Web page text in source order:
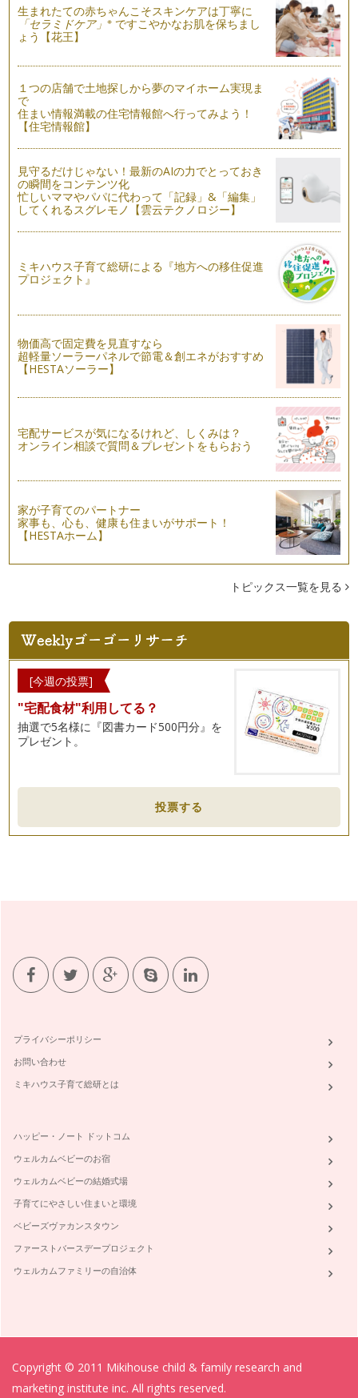
子どもと機内で快適に過ごすために覚えておきたい事
0～3歳児連れの飛行機旅行の最大心配は「機内で子供がグズ
って迷惑にならないか」だと思います…
さあ、ようやく沖縄旅行へ出発の時が来ました。当日は早めに
起きて、時間にゆとりをもって家を出…
(2018年1月8日更新) 0～3歳児とのおでかけは普段から…
なるべく安く沖縄旅行したい！子連れでもLCCは大丈夫？
乗ったことがないとちょっと不安の飛行機ＬＣＣ（ローコスト
キャリア）。節約したい身軽な若者に…
子連れ沖縄旅行を予約する時に知っておきたいポイント
沖縄旅行といえば、ツアー会社やネットで航空券と宿泊がセッ
トになったパッケージを申し込む方が…
出産後はじめての旅行。毎日の育児も頑張ってるし、たまには
のんびりリフレッシュしたい！ そん…
生まれたての赤ちゃんこそスキンケアは丁寧に
「セラミドケア」※ ですこやかなお肌を保ちまし
ょう【花王】
１つの店舗で土地探しから夢のマイホーム実現ま
で
住まい情報満載の住宅情報館へ行ってみよう！
【住宅情報館】
見守るだけじゃない！最新のAIの力でとっておき
の瞬間をコンテンツ化
忙しいママやパパに代わって「記録」&「編集」
してくれるスグレモノ【雲云テクノロジー】
ミキハウス子育て総研による『地方への移住促進
プロジェクト』
物価高で固定費を見直すなら
超軽量ソーラーパネルで節電＆創エネがおすすめ
【HESTAソーラー】
宅配サービスが気になるけれど、しくみは？
オンライン相談で質問＆プレゼントをもらおう
家が子育てのパートナー
家事も、心も、健康も住まいがサポート！
【HESTAホーム】
トピックス一覧を見る
[今週の投票]
"宅配食材"利用してる？
抽選で5名様に『図書カード500円分』を
プレゼント。
投票する
プライバシーポリシー
お問い合わせ
ミキハウス子育て総研とは
ハッピー・ノート ドットコム
ウェルカムベビーのお宿
ウェルカムベビーの結婚式場
子育てにやさしい住まいと環境
ベビーズヴァカンスタウン
ファーストバースデープロジェクト
ウェルカムファミリーの自治体
Copyright © 2011 Mikihouse child & family research and
marketing institute inc. All rights reserved.